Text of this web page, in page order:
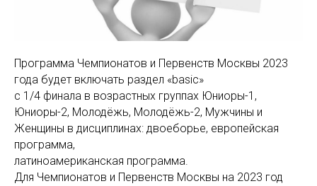
Программа Чемпионатов и Первенств Москвы 2023
года будет включать раздел «basic»
с 1/4 финала в возрастных группах Юниоры-1,
Юниоры-2, Молодёжь, Молодёжь-2, Мужчины и
Женщины в дисциплинах: двоеборье, европейская
программа,
латиноамериканская программа.
Для Чемпионатов и Первенств Москвы на 2023 год